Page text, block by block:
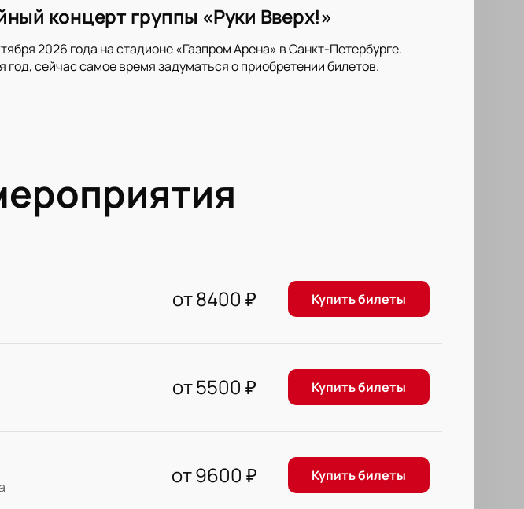
концерт группы «Руки Вверх!»
2026 года на стадионе «Газпром Арена» в Санкт-Петербурге.
год, сейчас самое время задуматься о приобретении билетов.
от8400 ₽ Купить билеты
от5500 ₽ Купить билеты
от9600 ₽ Купить билеты